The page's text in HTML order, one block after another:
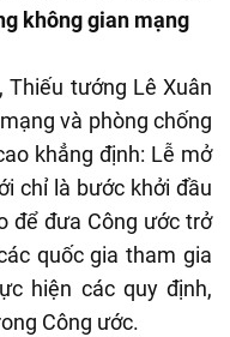
không gian mạng
Thiếu tướng Lê Xuân
và phòng chống
khẳng định: Lễ mở
chỉ là bước khởi đầu
để đưa Công ước trở
quốc gia tham gia
hiện các quy định,
Công ước.